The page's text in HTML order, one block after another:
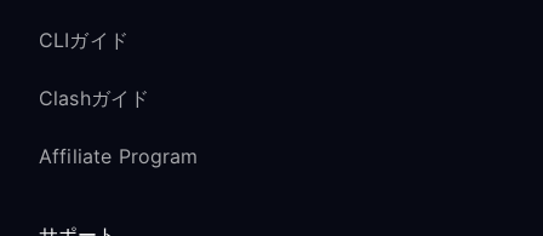
CLIガイド
Clashガイド
Affiliate Program